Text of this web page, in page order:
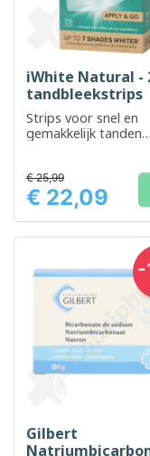
iWhite Natural - 28
tandbleekstrips
Strips voor snel en
gemakkelijk tanden
Prijs
€ 25,99
€ 22,09
Gilbert
-